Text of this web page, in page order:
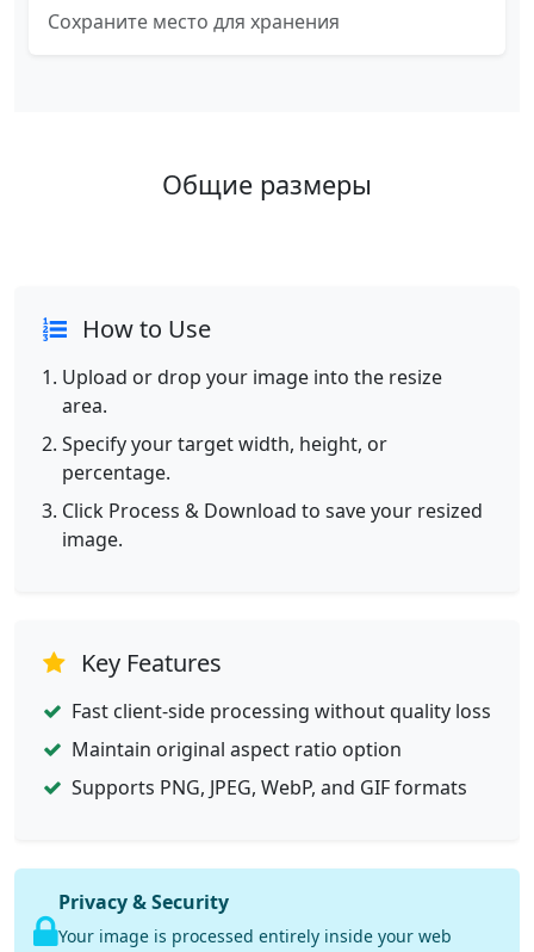
Сохраните место для хранения
Общие размеры
How to Use
Upload or drop your image into the resize
area.
Specify your target width, height, or
percentage.
Click Process & Download to save your resized
image.
Key Features
Fast client-side processing without quality loss
Maintain original aspect ratio option
Supports PNG, JPEG, WebP, and GIF formats
Privacy & Security
Your image is processed entirely inside your web